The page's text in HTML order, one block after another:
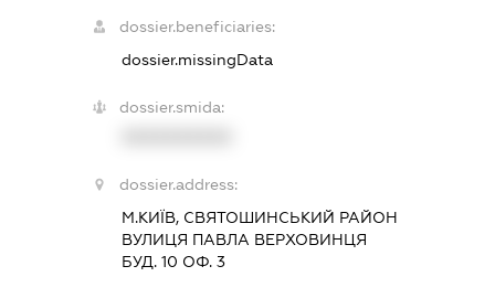
dossier.beneficiaries:
dossier.missingData
dossier.smida:
dossier.address:
М.КИЇВ, СВЯТОШИНСЬКИЙ РАЙОН
ВУЛИЦЯ ПАВЛА ВЕРХОВИНЦЯ
БУД. 10 ОФ. 3